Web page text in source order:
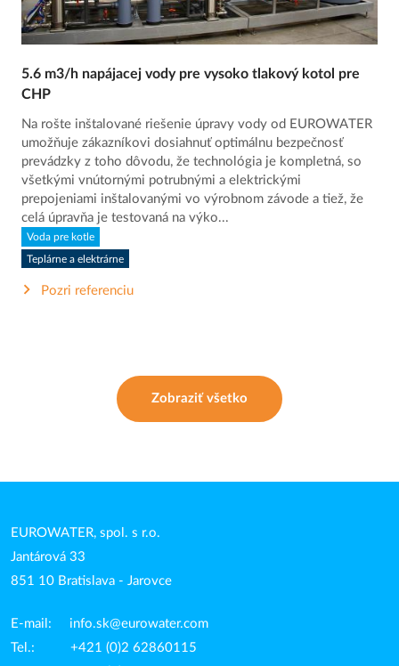
5.6 m3/h napájacej vody pre vysoko tlakový kotol pre
CHP
Na rošte inštalované riešenie úpravy vody od EUROWATER
umožňuje zákazníkovi dosiahnuť optimálnu bezpečnosť
prevádzky z toho dôvodu, že technológia je kompletná, so
všetkými vnútornými potrubnými a elektrickými
prepojeniami inštalovanými vo výrobnom závode a tiež, že
celá úpravňa je testovaná na výko...
Voda pre kotle
Teplárne a elektrárne
Pozri referenciu
Zobraziť všetko
EUROWATER, spol. s r.o.
Jantárová 33
851 10 Bratislava - Jarovce
E-mail: info.sk@eurowater.com
Tel.: +421 (0)2 62860115